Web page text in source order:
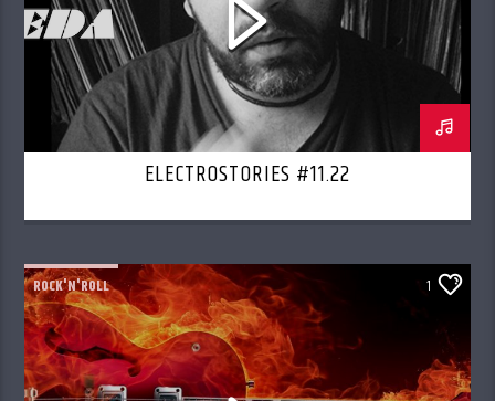
ELECTROSTORIES #11.22
ROCK'N'ROLL 1